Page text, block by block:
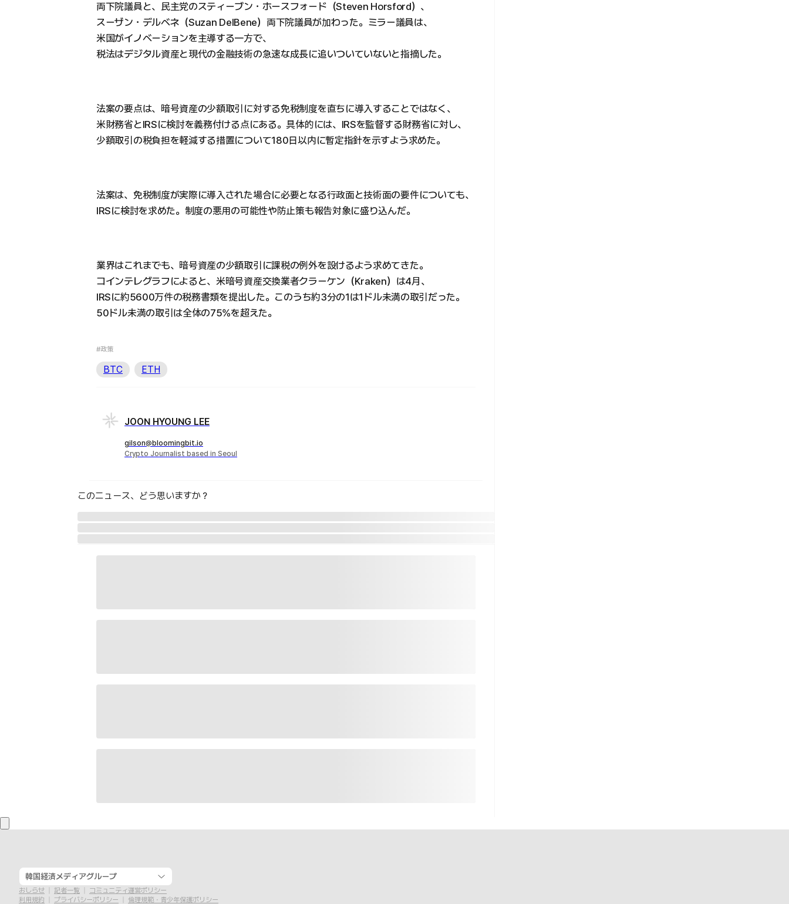
両下院議員と、民主党のスティーブン・ホースフォード（Steven Horsford）、
スーザン・デルベネ（Suzan DelBene）両下院議員が加わった。ミラー議員は、
米国がイノベーションを主導する一方で、
税法はデジタル資産と現代の金融技術の急速な成長に追いついていないと指摘した。
法案の要点は、暗号資産の少額取引に対する免税制度を直ちに導入することではなく、
米財務省とIRSに検討を義務付ける点にある。具体的には、IRSを監督する財務省に対し、
少額取引の税負担を軽減する措置について180日以内に暫定指針を示すよう求めた。
法案は、免税制度が実際に導入された場合に必要となる行政面と技術面の要件についても、
IRSに検討を求めた。制度の悪用の可能性や防止策も報告対象に盛り込んだ。
業界はこれまでも、暗号資産の少額取引に課税の例外を設けるよう求めてきた。
コインテレグラフによると、米暗号資産交換業者クラーケン（Kraken）は4月、
IRSに約5600万件の税務書類を提出した。このうち約3分の1は1ドル未満の取引だった。
50ドル未満の取引は全体の75%を超えた。
#政策
BTC ETH
JOON HYOUNG LEE
gilson@bloomingbit.io
Crypto Journalist based in Seoul
このニュース、どう思いますか？
韓国経済メディアグループ
おしらせ 記者一覧
コミュニティ運営ポリシー
利用規約
プライバシーポリシー 倫理規範・青少年保護ポリシー